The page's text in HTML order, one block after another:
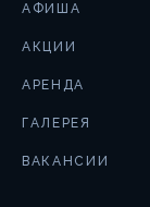
АФИША
АКЦИИ
АРЕНДА
ГАЛЕРЕЯ
ВАКАНСИИ